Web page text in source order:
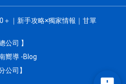
＋｜新手攻略×獨家情報｜甘單
公司 】
嚮導 -Blog
公司】